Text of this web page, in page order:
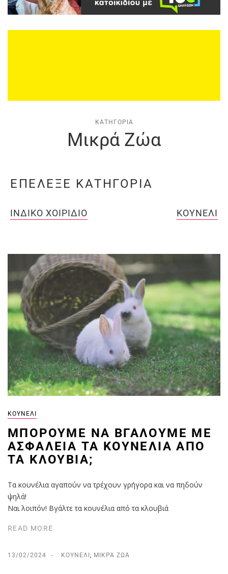
ΚΑΤΗΓΟΡΊΑ
Μικρά Ζώα
ΕΠΕΛΕΞΕ ΚΑΤΗΓΟΡΙΑ
ΙΝΔΙΚΌ ΧΟΙΡΊΔΙΟ ΚΟΥΝΈΛΙ
ΚΟΥΝΈΛΙ
ΜΠΟΡΟΎΜΕ ΝΑ ΒΓΆΛΟΥΜΕ ΜΕ
ΑΣΦΆΛΕΙΑ ΤΑ ΚΟΥΝΈΛΙΑ ΑΠΌ
ΤΑ ΚΛΟΥΒΙΆ;
Τα κουνέλια αγαπούν να τρέχουν γρήγορα και να πηδούν
ψηλά!
Ναι λοιπόν! Βγάλτε τα κουνέλια από τα κλουβιά
READ MORE
13/02/2024 ΚΟΥΝΈΛΙ , ΜΙΚΡΆ ΖΏΑ